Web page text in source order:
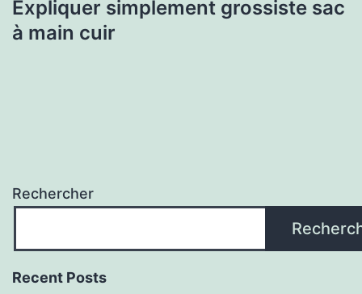
Expliquer simplement grossiste sac
à main cuir
Rechercher
Recent Posts